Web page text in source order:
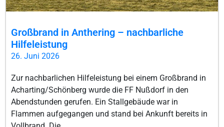
Großbrand in Anthering – nachbarliche
Hilfeleistung
26. Juni 2026
Zur nachbarlichen Hilfeleistung bei einem Großbrand in
Acharting/Schönberg wurde die FF Nußdorf in den
Abendstunden gerufen. Ein Stallgebäude war in
Flammen aufgegangen und stand bei Ankunft bereits in